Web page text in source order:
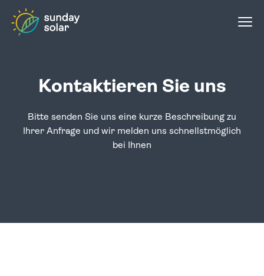
PRODUKTE
GEWERBE
KONTAKT
Kontaktieren Sie uns
Bitte senden Sie uns eine kurze Beschreibung zu
Ihrer Anfrage und wir melden uns schnellstmöglich
bei Ihnen